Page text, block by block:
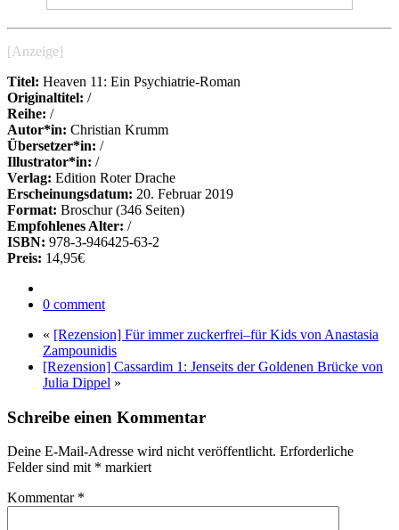
[Anzeige]
Titel: Heaven 11: Ein Psychiatrie-Roman
Originaltitel: /
Reihe: /
Autor*in: Christian Krumm
Übersetzer*in: /
Illustrator*in: /
Verlag: Edition Roter Drache
Erscheinungsdatum: 20. Februar 2019
Format: Broschur (346 Seiten)
Empfohlenes Alter: /
ISBN: 978-3-946425-63-2
Preis: 14,95€
0 comment
« [Rezension] Für immer zuckerfrei–für Kids von Anastasia
Zampounidis
[Rezension] Cassardim 1: Jenseits der Goldenen Brücke von
Julia Dippel »
Schreibe einen Kommentar
Deine E-Mail-Adresse wird nicht veröffentlicht. Erforderliche
Felder sind mit * markiert
Kommentar *